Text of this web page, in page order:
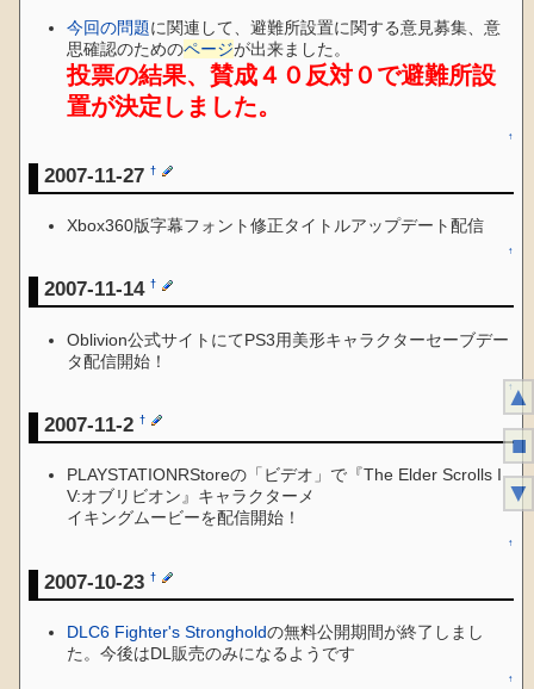
今回の問題に関連して、避難所設置に関する意見募集、意
思確認のためのページが出来ました。
投票の結果、賛成４０反対０で避難所設
置が決定しました。
↑
2007-11-27†
Xbox360版字幕フォント修正タイトルアップデート配信
↑
2007-11-14†
Oblivion公式サイトにてPS3用美形キャラクターセーブデー
タ配信開始！
↑
2007-11-2†
PLAYSTATIONRStoreの「ビデオ」で『The Elder Scrolls I
V:オブリビオン』キャラクターメ
イキングムービーを配信開始！
↑
2007-10-23†
DLC6 Fighter's Strongholdの無料公開期間が終了しまし
た。今後はDL販売のみになるようです
↑
▲
■
▼